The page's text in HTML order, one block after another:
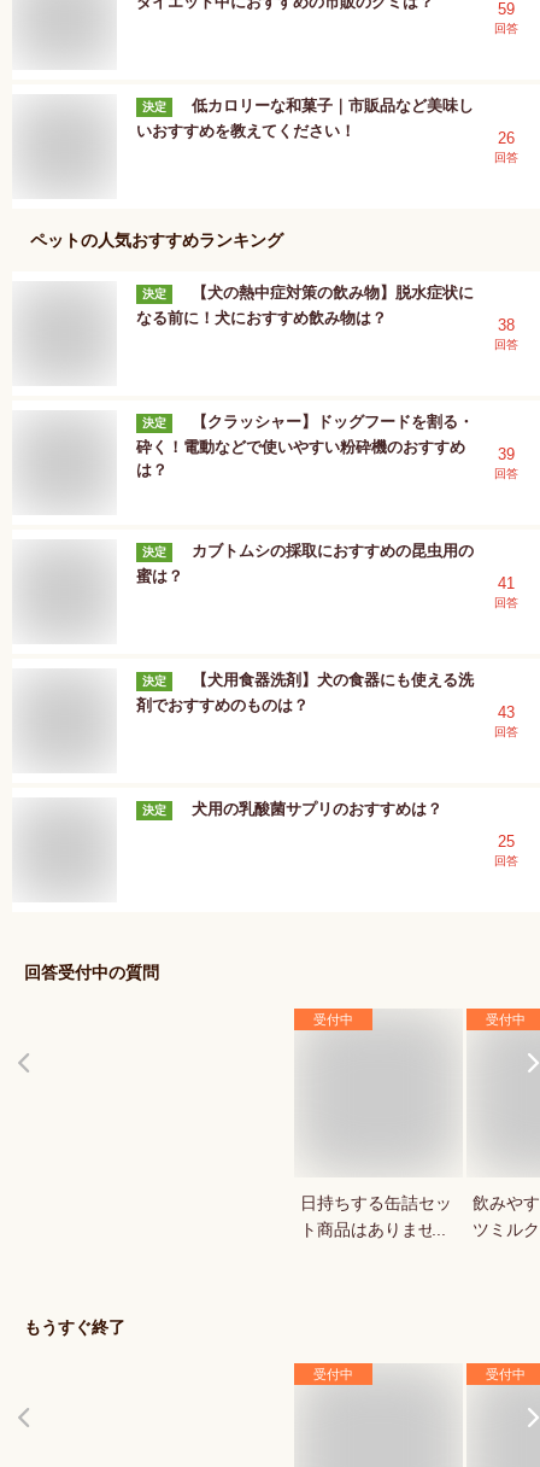
59
回答
決定
低カロリーな和菓子｜市販品など美味し
いおすすめを教えてください！
26
回答
ペットの人気おすすめランキング
決定
【犬の熱中症対策の飲み物】脱水症状に
なる前に！犬におすすめ飲み物は？
38
回答
決定
【クラッシャー】ドッグフードを割る・
砕く！電動などで使いやすい粉砕機のおすすめ
は？
39
回答
決定
カブトムシの採取におすすめの昆虫用の
蜜は？
41
回答
決定
【犬用食器洗剤】犬の食器にも使える洗
剤でおすすめのものは？
43
回答
決定
犬用の乳酸菌サプリのおすすめは？
25
回答
回答受付中の質問
受付中
日持ちする缶詰セッ
ト商品はありません
受付中
飲みや
ツミル
もうすぐ終了
受付中 受付中